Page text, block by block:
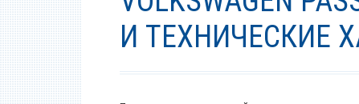
И ТЕХНИЧЕСКИЕ